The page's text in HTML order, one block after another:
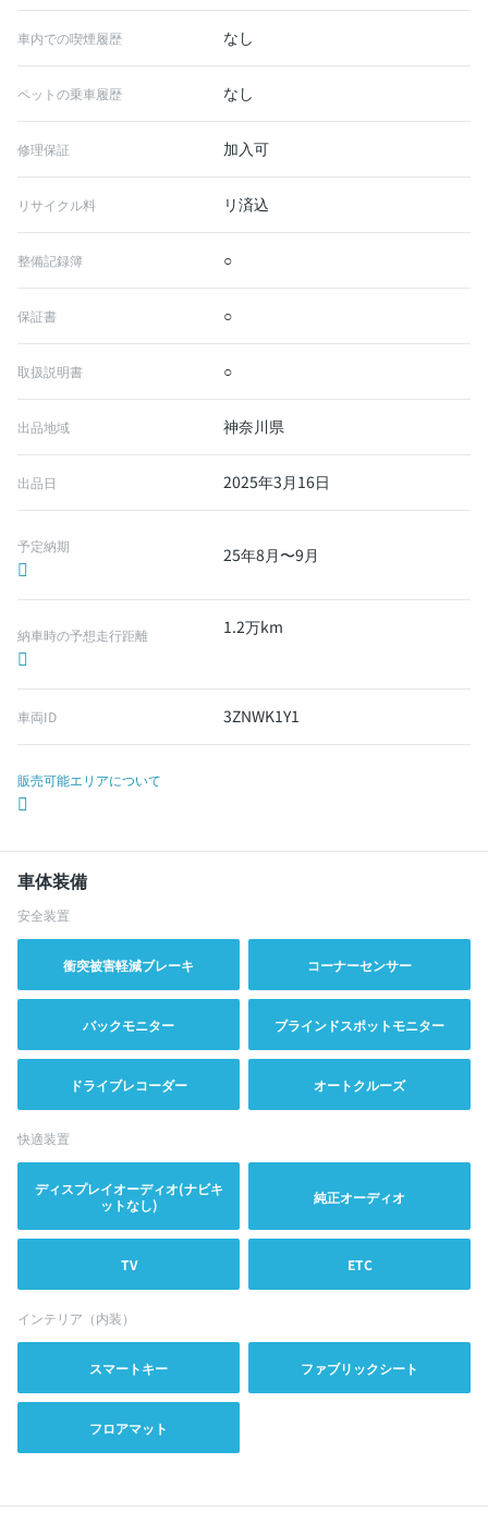
車内での喫煙履歴 なし
ペットの乗車履歴 なし
修理保証 加入可
リサイクル料 リ済込
整備記録簿 ○
保証書 ○
取扱説明書 ○
出品地域 神奈川県
出品日 2025年3月16日
予定納期 25年8月〜9月
納車時の予想走行距離 1.2万km
車両ID 3ZNWK1Y1
販売可能エリアについて
車体装備
安全装置
衝突被害軽減ブレーキ コーナーセンサー
バックモニター ブラインドスポットモニター
ドライブレコーダー オートクルーズ
快適装置
ディスプレイオーディオ(ナビキ
ットなし)
純正オーディオ
TV ETC
インテリア（内装）
スマートキー ファブリックシート
フロアマット